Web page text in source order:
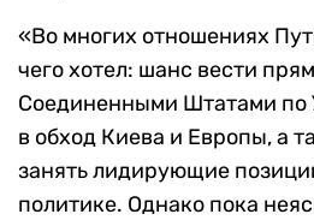
«Во многих отношениях
чего хотел: шанс вести
Соединенными Штатами по
в обход Киева и Европы, а
занять лидирующие
политике. Однако пока